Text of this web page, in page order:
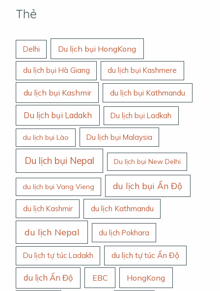
Thẻ
Delhi Du lịch bụi HongKong
du lịch bụi Hà Giang du lịch bụi Kashmere
du lịch bụi Kashmir du lịch bụi Kathmandu
Du lịch bụi Ladakh Du lịch bụi Ladkah
du lịch bụi Lào Du lịch bụi Malaysia
Du lịch bụi Nepal Du lịch bụi New Delhi
du lịch bụi Vang Vieng du lịch bụi Ấn Độ
du lịch Kashmir du lịch Kathmandu
du lịch Nepal du lịch Pokhara
Du lịch tự túc Ladakh du lịch tự túc Ấn Độ
du lịch Ấn Độ EBC HongKong